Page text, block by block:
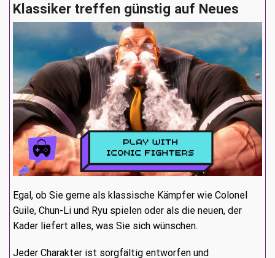
Klassiker treffen günstig auf Neues
Egal, ob Sie gerne als klassische Kämpfer wie Colonel
Guile, Chun-Li und Ryu spielen oder als die neuen, der
Kader liefert alles, was Sie sich wünschen.
Jeder Charakter ist sorgfältig entworfen und